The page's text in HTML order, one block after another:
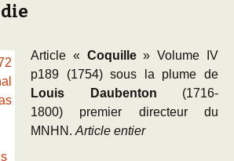
Article « Coquille» Volume IV
p189 (1754) sous la plume de
Louis Daubenton (1716-
1800) premier directeur du
MNHN. Article entier